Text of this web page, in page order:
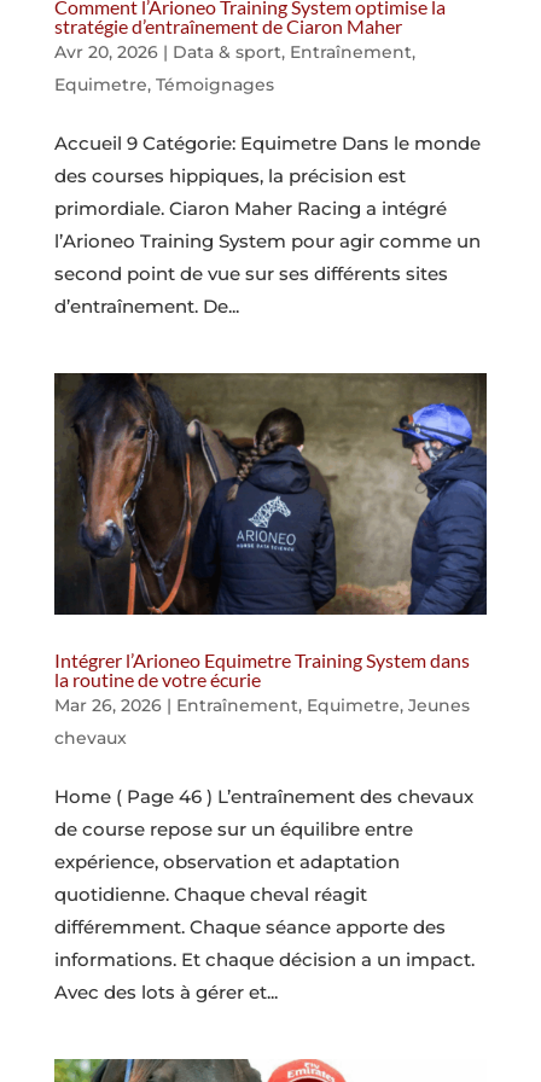
Comment l’Arioneo Training System optimise la
stratégie d’entraînement de Ciaron Maher
Avr 20, 2026| Data & sport, Entraînement,
Equimetre, Témoignages
Accueil 9 Catégorie: Equimetre Dans le monde
des courses hippiques, la précision est
primordiale. Ciaron Maher Racing a intégré
l’Arioneo Training System pour agir comme un
second point de vue sur ses différents sites
d’entraînement. De...
Intégrer l’Arioneo Equimetre Training System dans
la routine de votre écurie
Mar 26, 2026| Entraînement, Equimetre, Jeunes
chevaux
Home ( Page 46 ) L’entraînement des chevaux
de course repose sur un équilibre entre
expérience, observation et adaptation
quotidienne. Chaque cheval réagit
différemment. Chaque séance apporte des
informations. Et chaque décision a un impact.
Avec des lots à gérer et...